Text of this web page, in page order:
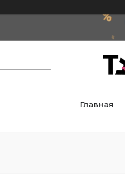
Главная